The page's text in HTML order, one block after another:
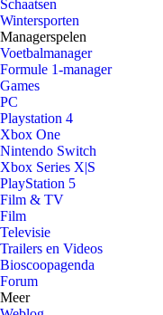
Schaatsen
Wintersporten
Managerspelen
Voetbalmanager
Formule 1-manager
Games
PC
Playstation 4
Xbox One
Nintendo Switch
Xbox Series X|S
PlayStation 5
Film & TV
Film
Televisie
Trailers en Videos
Bioscoopagenda
Forum
Meer